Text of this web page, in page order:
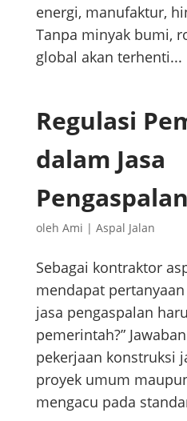
energi, manufaktur,
Tanpa minyak bumi,
global akan terhenti...
Regulasi
dalam Jasa
Pengaspalan
oleh Ami | Aspal Jalan
Sebagai kontraktor
mendapat
jasa pengaspalan
pemerintah?”
pekerjaan konstruksi
proyek umum
mengacu pada